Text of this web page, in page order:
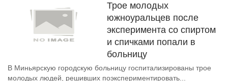
Трое молодых
южноуральцев после
эксперимента со спиртом
и спичками попали в
больницу
В Миньярскую городскую больницу госпитализированы трое
молодых людей, решивших поэкспериментировать...